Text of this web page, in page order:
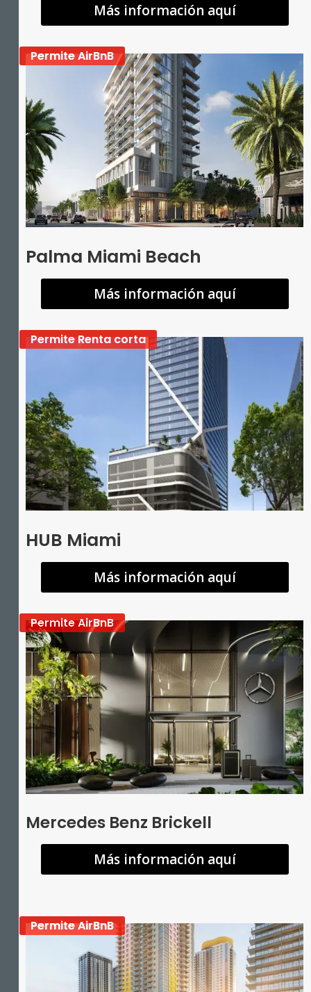
Más información aquí
Permite AirBnB
Palma Miami Beach
Más información aquí
Permite Renta corta
HUB Miami
Más información aquí
Permite AirBnB
Mercedes Benz Brickell
Más información aquí
Permite AirBnB